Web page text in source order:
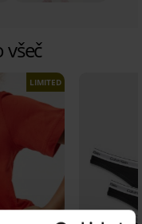
LIMITED